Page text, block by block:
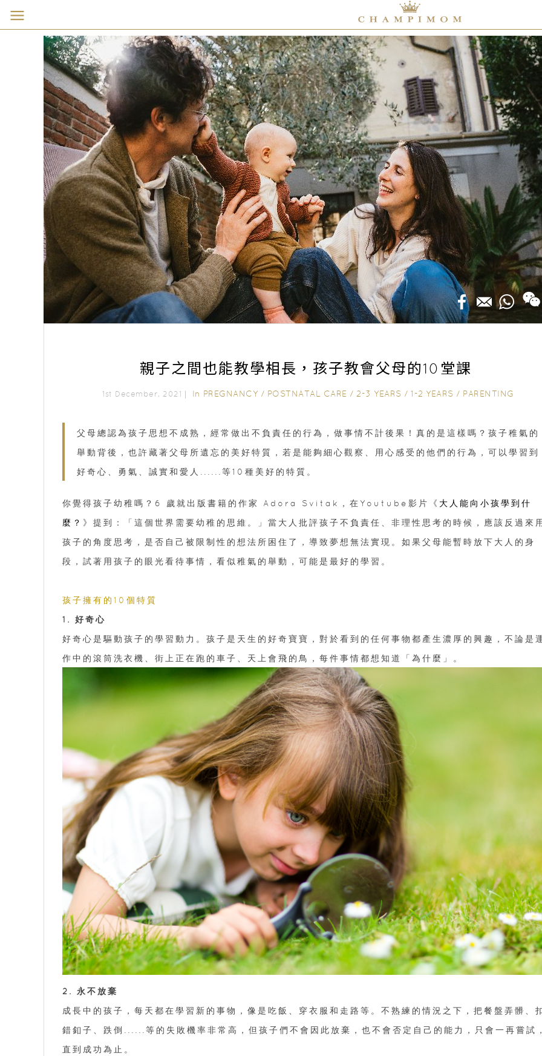
親子之間也能教學相長，孩子教會父母的10堂課
1st December, 2021｜ In PREGNANCY / POSTNATAL CARE / 2-3 YEARS /1-2 YEARS / PARENTING
父母總認為孩子思想不成熟，經常做出不負責任的行為，做事情不計後果！真的是這樣嗎？孩子稚氣的
舉動背後，也許藏著父母所遺忘的美好特質，若是能夠細心觀察、用心感受的他們的行為，可以學習到
好奇心、勇氣、誠實和愛人......等10種美好的特質。
你覺得孩子幼稚嗎？6 歲就出版書籍的作家 Adora Svitak，在Youtube影片《 大人能向小孩學到什
麼？ 》提到：「這個世界需要幼稚的思維。」當大人批評孩子不負責任、非理性思考的時候，應該反過來
孩子的角度思考，是否自己被限制性的想法所困住了，導致夢想無法實現。如果父母能暫時放下大人的身
段，試著用孩子的眼光看待事情，看似稚氣的舉動，可能是最好的學習。
孩子擁有的10個特質
1. 好奇心
好奇心是驅動孩子的學習動力。孩子是天生的好奇寶寶，對於看到的任何事物都產生濃厚的興趣，不論是
作中的滾筒洗衣機、街上正在跑的車子、天上會飛的鳥，每件事情都想知道「為什麼」。
2. 永不放棄
成長中的孩子，每天都在學習新的事物，像是吃飯、穿衣服和走路等。不熟練的情況之下，把餐盤弄髒、
錯釦子、跌倒......等的失敗機率非常高，但孩子們不會因此放棄，也不會否定自己的能力，只會一再嘗試
直到成功為止。